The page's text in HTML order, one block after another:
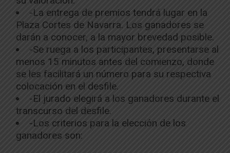
-La entrega de premios tendrá lugar en la
Plaza Cortes de Navarra. Los ganadores se
darán a conocer, a la mayor brevedad posible.
-Se ruega a los participantes, presentarse al
menos 15 minutos antes del comienzo, donde
se les facilitará un número para su respectiva
colocación en el desfile.
-El jurado elegirá a los ganadores durante el
transcurso del desfile.
-Los criterios para la elección de los
ganadores son: